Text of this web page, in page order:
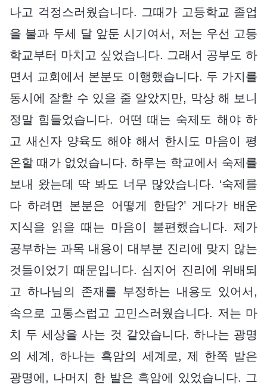
나고 걱정스러웠습니다. 그때가 고등학교 졸업
을 불과 두세 달 앞둔 시기여서, 저는 우선 고등
학교부터 마치고 싶었습니다. 그래서 공부도 하
면서 교회에서 본분도 이행했습니다. 두 가지를
동시에 잘할 수 있을 줄 알았지만, 막상 해 보니
정말 힘들었습니다. 어떤 때는 숙제도 해야 하
고 새신자 양육도 해야 해서 한시도 마음이 평
온할 때가 없었습니다. 하루는 학교에서 숙제를
보내 왔는데 딱 봐도 너무 많았습니다. ‘숙제를
다 하려면 본분은 어떻게 한담?’ 게다가 배운
지식을 읽을 때는 마음이 불편했습니다. 제가
공부하는 과목 내용이 대부분 진리에 맞지 않는
것들이었기 때문입니다. 심지어 진리에 위배되
고 하나님의 존재를 부정하는 내용도 있어서,
속으로 고통스럽고 고민스러웠습니다. 저는 마
치 두 세상을 사는 것 같았습니다. 하나는 광명
의 세계, 하나는 흑암의 세계로, 제 한쪽 발은
광명에, 나머지 한 발은 흑암에 있었습니다. 그